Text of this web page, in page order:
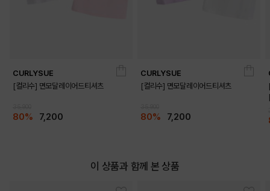
CURLYSUE
[컬리수] 면모달레이어드티셔츠
80% 7,200
CURLYSUE
[컬리수] 면모달레이어드티셔츠
80% 7,200
이 상품과 함께 본 상품